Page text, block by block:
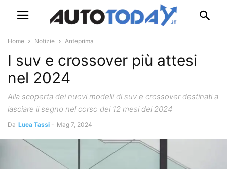
Home Notizie Anteprima
I suv e crossover più attesi
nel 2024
Alla scoperta dei nuovi modelli di suv e crossover destinati a
lasciare il segno nel corso dei 12 mesi del 2024
Da Luca Tassi - Mag 7, 2024